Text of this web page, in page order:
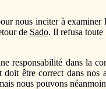
nous inciter à
de Sado. Il refusa toute
responsabilité dans la
être correct dans nos
nous pouvons